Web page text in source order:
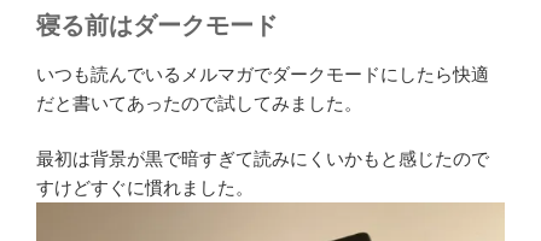
寝る前はダークモード
いつも読んでいるメルマガでダークモードにしたら快適
だと書いてあったので試してみました。
最初は背景が黒で暗すぎて読みにくいかもと感じたので
すけどすぐに慣れました。